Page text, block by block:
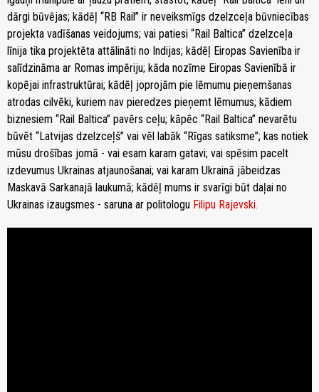
dārgi būvējas; kādēļ “RB Rail” ir neveiksmīgs dzelzceļa būvniecības
projekta vadīšanas veidojums; vai patiesi “Rail Baltica” dzelzceļa
līnija tika projektēta attālināti no Indijas; kādēļ Eiropas Savienība ir
salīdzināma ar Romas impēriju; kāda nozīme Eiropas Savienībā ir
kopējai infrastruktūrai; kādēļ joprojām pie lēmumu pieņemšanas
atrodas cilvēki, kuriem nav pieredzes pieņemt lēmumus; kādiem
biznesiem “Rail Baltica” pavērs ceļu; kāpēc “Rail Baltica” nevarētu
būvēt “Latvijas dzelzceļš” vai vēl labāk “Rīgas satiksme”; kas notiek
mūsu drošības jomā - vai esam karam gatavi; vai spēsim pacelt
izdevumus Ukrainas atjaunošanai; vai karam Ukrainā jābeidzas
Maskavā Sarkanajā laukumā; kādēļ mums ir svarīgi būt daļai no
Ukrainas izaugsmes - saruna ar politologu Filipu Rajevski.